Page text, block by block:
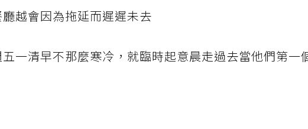
越會因為拖延而遲遲未去
一清早不那麼寒冷，就臨時起意晨走過去當他們第一